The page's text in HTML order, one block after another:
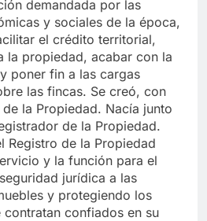
demandada por las
y sociales de la época,
el crédito territorial,
la propiedad, acabar con la
poner fin a las cargas
las fincas. Se creó, con
la Propiedad. Nacía junto
de la Propiedad.
Registro de la Propiedad
y la función para el
jurídica a las
y protegiendo los
confiados en su